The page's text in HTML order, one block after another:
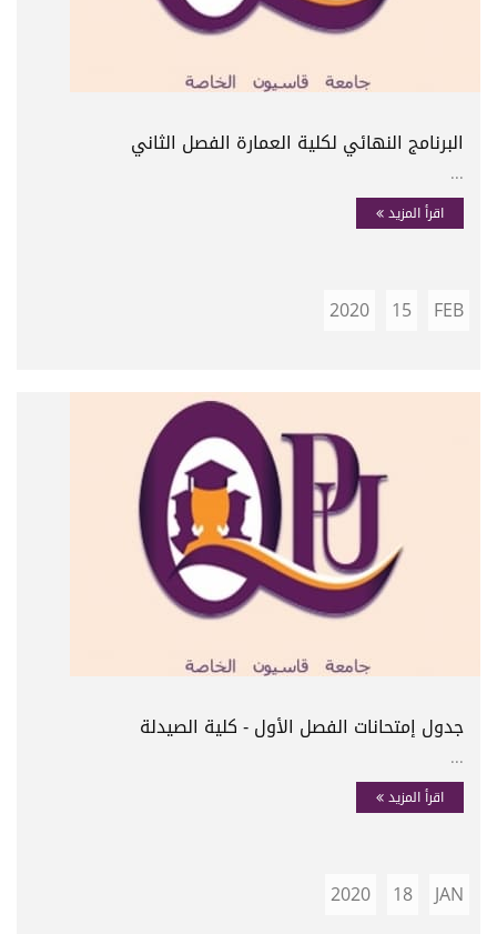
البرنامج النهائي لكلية العمارة الفصل الثاني
...
اقرأ المزيد
FEB
15
2020
جدول إمتحانات الفصل الأول - كلية الصيدلة
...
اقرأ المزيد
JAN
18
2020